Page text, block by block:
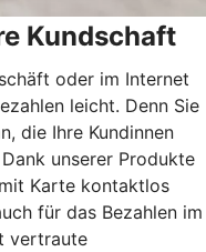
Kundschaft
oder im Internet
leicht. Denn Sie
die Ihre Kundinnen
unserer Produkte
Karte kontaktlos
für das Bezahlen im
vertraute